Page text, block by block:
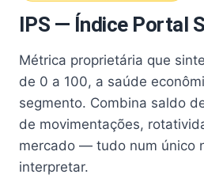
IPS — Índice Portal
Métrica proprietária que
de 0 a 100, a saúde
segmento. Combina saldo
de movimentações,
mercado — tudo num único
interpretar.